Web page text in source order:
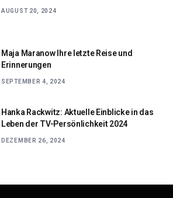
AUGUST 20, 2024
Maja Maranow Ihre letzte Reise und
Erinnerungen
SEPTEMBER 4, 2024
Hanka Rackwitz: Aktuelle Einblicke in das
Leben der TV-Persönlichkeit 2024
DEZEMBER 26, 2024